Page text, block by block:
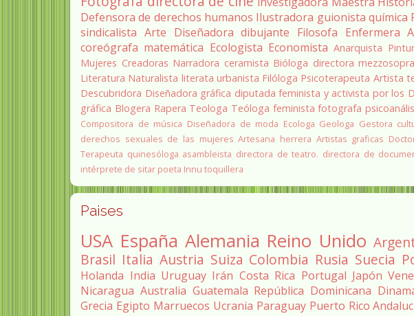
Defensora de derechos humanos Ilustradora guionista química
sindicalista Arte Diseñadora dibujante Filosofa Enfermera
coreógrafa matemática Ecologista Economista Anarquista
Mujeres Creadoras Narradora ceramista Bióloga directora
Literatura Naturalista literata urbanista Filóloga Psicoterapeuta Artista
Descubridora Diseñadora gráfica diputada feminista y activista por los
gráfica Blogera Rapera Teologa Teóloga feminista fotografa
Compositora de música Diseñadora de moda Ecologa Geologa Gestora
derechos sexuales de las mujeres Artesana herrera Artistas graficas
Terapeuta quinesóloga asambleista directora de teatro. directora de
intérprete de sitar poeta Innu toquillera
Paises
USA España Alemania Reino Unido
Brasil Italia Austria Suiza Colombia Rusia Suecia
Holanda India Uruguay Irán Costa Rica Portugal Japón
Nicaragua Australia Guatemala República Dominicana
Grecia Egipto Marruecos Ucrania Paraguay Puerto Rico